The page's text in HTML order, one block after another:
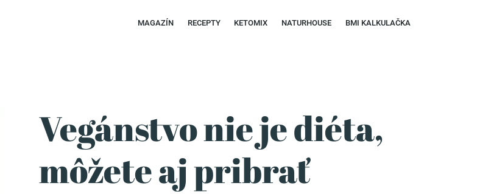
MAGAZÍN RECEPTY KETOMIX NATURHOUSE BMI KALKULAČKA
Vegánstvo nie je diéta,
môžete aj pribrať